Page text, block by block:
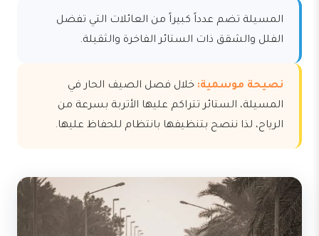
المسيلة تضم عدداً كبيراً من العائلات التي تفضل
الفلل والشقق ذات الستائر الفاخرة والثقيلة.
نصيحة موسمية: خلال فصل الصيف الحار في
المسيلة، الستائر تتراكم عليها الأتربة بسرعة من
الرياح، لذا ننصح بتنظيفها بانتظام للحفاظ عليها.